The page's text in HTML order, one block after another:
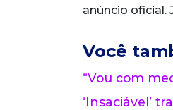
anúncio oficial.
Você
“Vou com
‘Insaciável’